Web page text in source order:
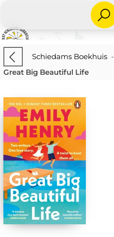
Schiedams Boekhuis-
Great Big Beautiful Life